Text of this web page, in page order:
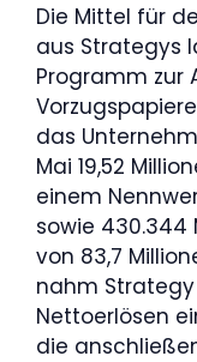
Die Mittel für
aus Strategys
Programm zur
das
Mai 19,52
einem
sowie 430.344
von 83,7
nahm Strategy
Nettoerlösen
die